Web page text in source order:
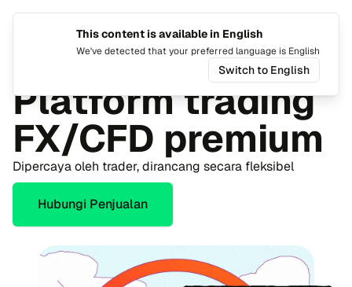
Platform trading
FX/CFD premium
Dipercaya oleh trader, dirancang secara fleksibel
Hubungi Penjualan
This content is available in English
We've detected that your preferred language is English
Switch to English